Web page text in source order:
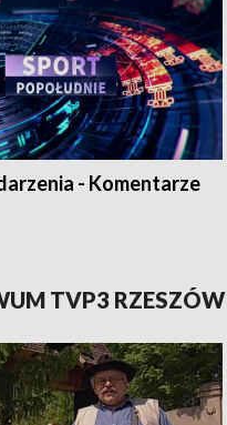
- Komentarze
TVP3 RZESZÓW